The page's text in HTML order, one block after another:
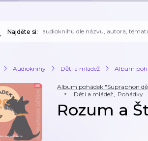
Najděte si:
Audioknihy Děti a mládež Album
Album pohádek "Supraphon
Děti a mládež, Pohádky
Rozum a